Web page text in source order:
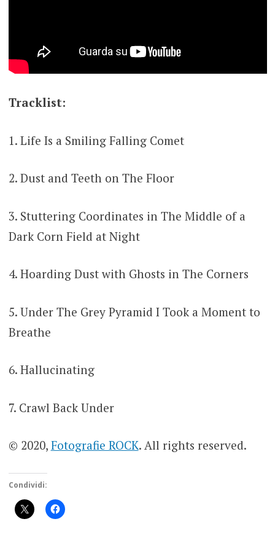
Tracklist:
1. Life Is a Smiling Falling Comet
2. Dust and Teeth on The Floor
3. Stuttering Coordinates in The Middle of a
Dark Corn Field at Night
4. Hoarding Dust with Ghosts in The Corners
5. Under The Grey Pyramid I Took a Moment to
Breathe
6. Hallucinating
7. Crawl Back Under
© 2020, Fotografie ROCK. All rights reserved.
Condividi: